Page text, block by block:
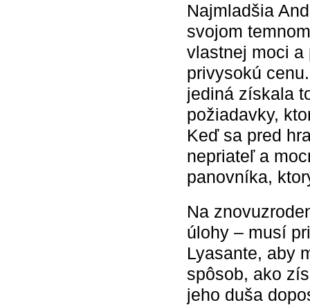
Najmladšia
svojom
vlastnej moci a
privysokú
jediná získala
požiadavky,
Keď sa pred
nepriateľ a
panovníka,
Na
úlohy – musí
Lyasante, aby
spôsob, ako
jeho duša